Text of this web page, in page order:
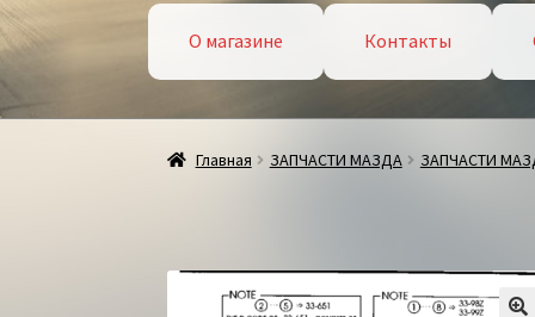
О магазине Контакты
Главная ЗАПЧАСТИ МАЗДА ЗАПЧАСТИ